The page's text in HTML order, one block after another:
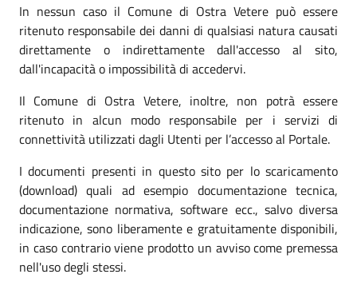
In nessun caso il Comune di Ostra Vetere può essere
ritenuto responsabile dei danni di qualsiasi natura causati
direttamente o indirettamente dall'accesso al sito,
dall'incapacità o impossibilità di accedervi.
Il Comune di Ostra Vetere, inoltre, non potrà essere
ritenuto in alcun modo responsabile per i servizi di
connettività utilizzati dagli Utenti per l’accesso al Portale.
I documenti presenti in questo sito per lo scaricamento
(download) quali ad esempio documentazione tecnica,
documentazione normativa, software ecc., salvo diversa
indicazione, sono liberamente e gratuitamente disponibili,
in caso contrario viene prodotto un avviso come premessa
nell'uso degli stessi.